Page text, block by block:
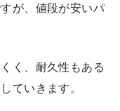
が、値段が安いパ
く、耐久性もある
ていきます。